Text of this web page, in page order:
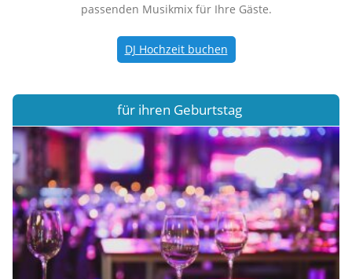
passenden Musikmix für Ihre Gäste.
DJ Hochzeit buchen
für ihren Geburtstag